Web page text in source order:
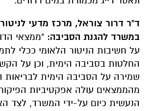
ד"ר דרור צוראל, מרכז מדעי
במשרד להגנת הסביבה: "ממצאי
על חשיבות הניטור הלאומי ככלי
החלטות בסביבה הימית, וכן על
שמירה על הסביבה הימית לבריאות
מהממצאים עולה אפקטיביות הפיקוח
הנעשית כיום על-ידי המשרד, לצד